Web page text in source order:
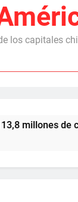
los capitales
de cajas de